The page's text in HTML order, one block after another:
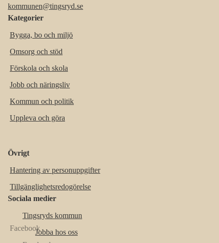
kommunen@tingsryd.se
Kategorier
Bygga, bo och miljö
Omsorg och stöd
Förskola och skola
Jobb och näringsliv
Kommun och politik
Uppleva och göra
Övrigt
Hantering av personuppgifter
Tillgänglighetsredogörelse
Sociala medier
Tingsryds kommun
Jobba hos oss